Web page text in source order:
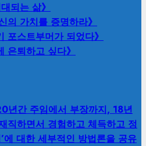
되는 삶》
의 가치를 증명하라》
포스트부머가 되었다》
은퇴하고 싶다》
년간 주임에서 부장까지, 18년
직하면서 경험하고 체득하고 정
에 대한 세부적인 방법론을 공유